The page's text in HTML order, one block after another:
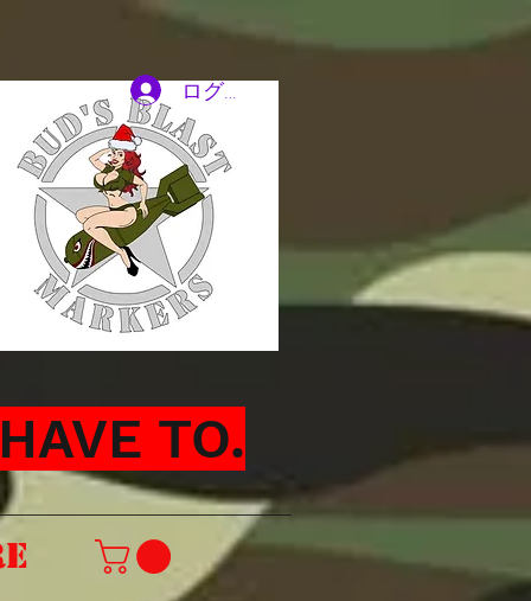
ログイン
TO.